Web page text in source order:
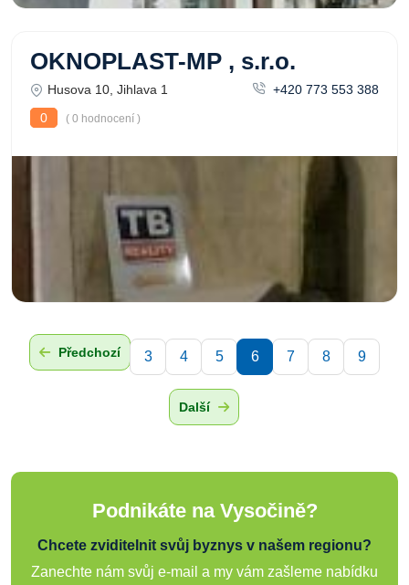
OKNOPLAST-MP , s.r.o.
Husova 10, Jihlava 1
+420 773 553 388
0
( 0 hodnocení )
Předchozí 3 4 5 6 7 8 9
Další
Podnikáte na Vysočině?
Chcete zviditelnit svůj byznys v našem regionu?
Zanechte nám svůj e-mail a my vám zašleme nabídku